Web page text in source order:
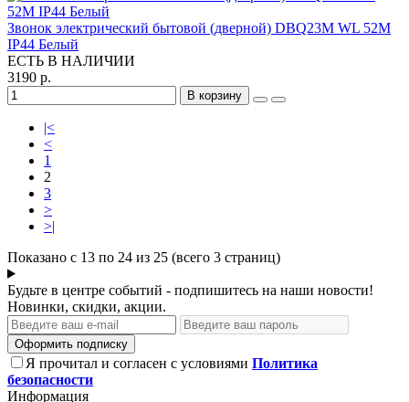
Звонок электрический бытовой (дверной) DBQ23M WL 52M
IP44 Белый
ЕСТЬ В НАЛИЧИИ
3190 р.
В корзину
|<
<
1
2
3
>
>|
Показано с 13 по 24 из 25 (всего 3 страниц)
Будьте в центре событий - подпишитесь на наши новости!
Новинки, скидки, акции.
Оформить подписку
Я прочитал и согласен с условиями Политика
безопасности
Информация